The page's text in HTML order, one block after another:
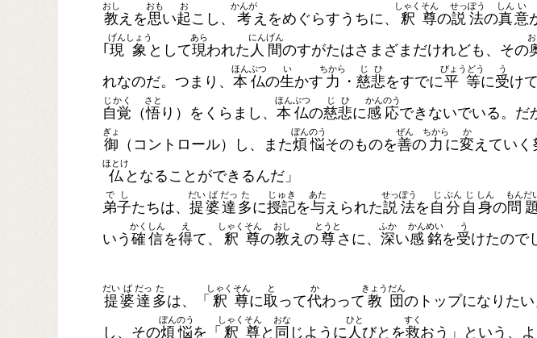
教
おし
えを思
おも
い起
お
こし、 考
かんが
えをめぐらすうちに、 釈
しゃく
尊
そん
の説
せっ
法
ぽう
の真
しん
意
い
｢ 現
げん
象
しょう
として現
あら
われた 人
にん
間
げん
のすがたはさまざまだけれども、その
お
れなのだ。つまり、 本
ほん
仏
ぶつ
の生
い
かす 力
ちから
・ 慈
じ
悲
ひ
をすでに平等
びょうどう
に受
う
け
自覚
じかく
（悟
さと
り）をくらまし、 本
ほん
仏
ぶつ
の慈
じ
悲
ひ
に感
かん
応
のう
できないでいる。だ
御
ぎょ
（コントロール）し、また煩
ぼん
悩
のう
そのものを善
ぜん
の 力
ちから
に変
か
えていく
仏
ほとけ
となることができるんだ」
弟
で
子
し
たちは、 提
だい
婆
ば
達
だっ
多
た
に授記
じゅき
を与
あた
えられた説
せっ
法
ぽう
を 自
じ
分
ぶん
自
じ
身
しん
の問
もん
題
だ
いう 確
かく
信
しん
を得
え
て、 釈
しゃく
尊
そん
の教
おし
えの尊
とうと
さに、 深
ふか
い感
かん
銘
めい
を受
う
けたので
提
だい
婆
ば
達
だっ
多
た
は、「 釈
しゃく
尊
そん
に取
と
って代
か
わって 教
きょう
団
だん
のトップになりたい
し、その煩
ぼん
悩
のう
を「 釈
しゃく
尊
そん
と 同
おな
じように 人
ひと
びとを救
すく
おう」という、